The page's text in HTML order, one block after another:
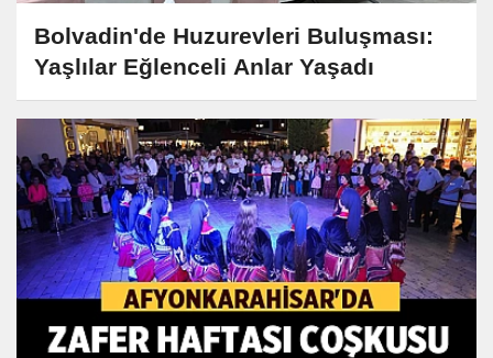
Bolvadin'de Huzurevleri Buluşması:
Yaşlılar Eğlenceli Anlar Yaşadı